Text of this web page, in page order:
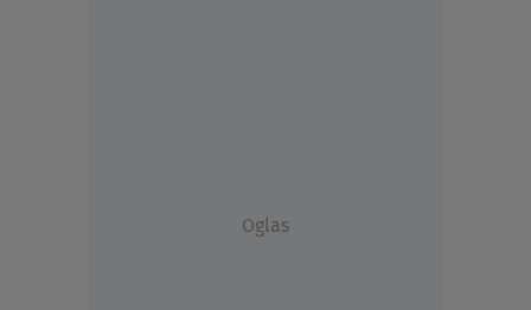
Oglas